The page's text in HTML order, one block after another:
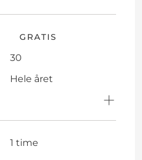
GRATIS
30
Hele året
1 time